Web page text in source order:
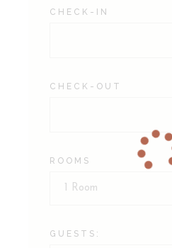
CHECK-IN
CHECK-OUT
ROOMS
GUESTS: